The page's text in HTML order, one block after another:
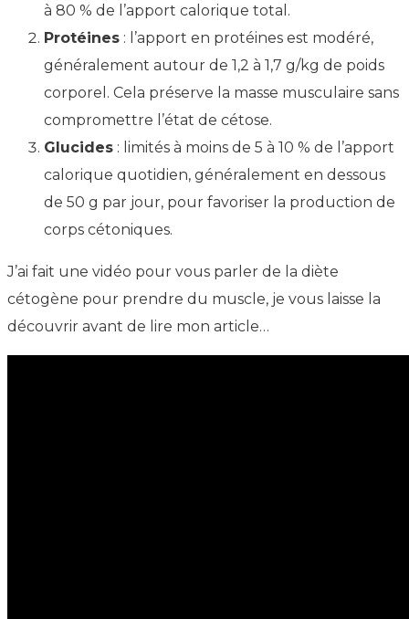
à 80 % de l’apport calorique total.
Protéines : l’apport en protéines est modéré,
généralement autour de 1,2 à 1,7 g/kg de poids
corporel. Cela préserve la masse musculaire sans
compromettre l’état de cétose.
Glucides : limités à moins de 5 à 10 % de l’apport
calorique quotidien, généralement en dessous
de 50 g par jour, pour favoriser la production de
corps cétoniques.
J’ai fait une vidéo pour vous parler de la diète
cétogène pour prendre du muscle, je vous laisse la
découvrir avant de lire mon article…